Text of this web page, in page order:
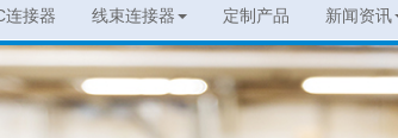
连接器 线束连接器 定制产品 新闻资讯